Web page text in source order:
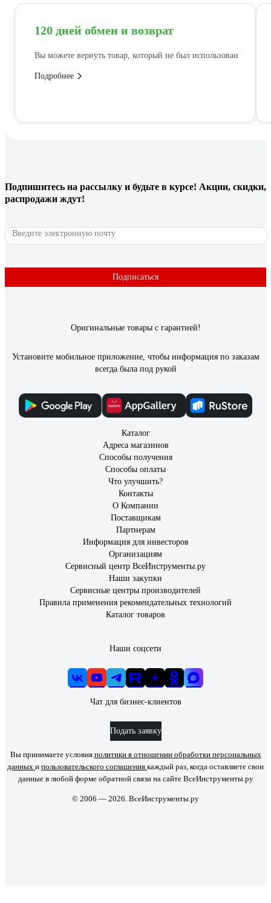
120 дней обмен и возврат
Вы можете вернуть товар, который не был использован
Подробнее
Подпишитесь на рассылку и будьте в курсе! Акции, скидки,
распродажи ждут!
Подписаться
Оригинальные товары с гарантией!
Установите мобильное приложение, чтобы информация по заказам
всегда была под рукой
Каталог
Адреса магазинов
Способы получения
Способы оплаты
Что улучшить?
Контакты
О Компании
Поставщикам
Партнерам
Информация для инвесторов
Организациям
Сервисный центр ВсеИнструменты.ру
Наши закупки
Сервисные центры производителей
Правила применения рекомендательных технологий
Каталог товаров
Наши соцсети
Чат для бизнес-клиентов
Подать заявку
Вы принимаете условия политики в отношении обработки персональных
данных и пользовательского соглашения каждый раз, когда оставляете свои
данные в любой форме обратной связи на сайте ВсеИнструменты.ру
© 2006 — 2026. ВсеИнструменты.ру